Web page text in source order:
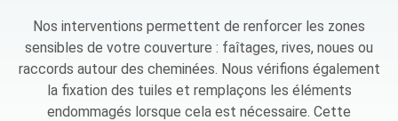
Nos interventions permettent de renforcer les zones
sensibles de votre couverture : faîtages, rives, noues ou
raccords autour des cheminées. Nous vérifions également
la fixation des tuiles et remplaçons les éléments
endommagés lorsque cela est nécessaire. Cette